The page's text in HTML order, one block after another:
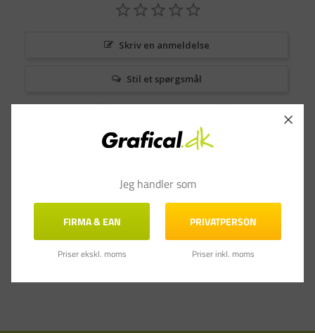
Skriv en anmeldelse
Stil et spørgsmål
Jeg handler som
FIRMA & EAN
Priser ekskl. moms
PRIVATPERSON
Priser inkl. moms